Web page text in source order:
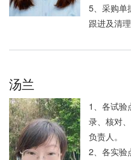
5、采购单
跟进及清
汤兰
1、各试验
录、核对
负责人。
2、各实验